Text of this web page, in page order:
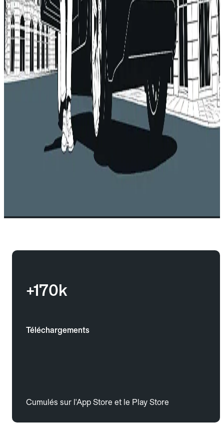
+170k
Téléchargements
Cumulés sur l'App Store et le Play Store